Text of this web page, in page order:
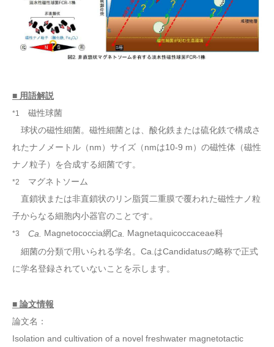
■ 用語解説
*1
磁性球菌
球状の磁性細菌。磁性細菌とは、酸化鉄または硫化鉄で構成さ
れたナノメートル（nm）サイズ（nmは10-9 m）の磁性体（磁性
ナノ粒子）を合成する細菌です。
*2
マグネトソーム
直鎖状または非直鎖状のリン脂質二重膜で覆われた磁性ナノ粒
子からなる細胞内小器官のことです。
*3 Ca. Magnetococcia網Ca. Magnetaquicoccaceae科
細菌の分類で用いられる学名。Ca.はCandidatusの略称で正式
に学名登録されていないことを示します。
■ 論文情報
論文名：
Isolation and cultivation of a novel freshwater magnetotactic